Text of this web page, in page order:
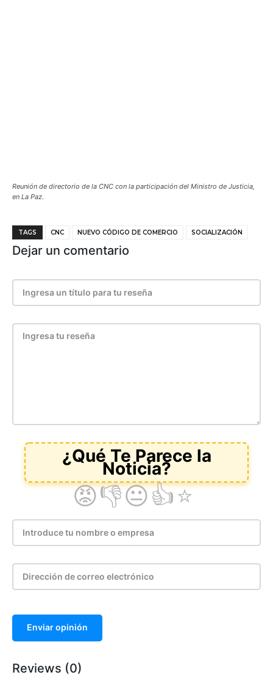
Reunión de directorio de la CNC con la participación del Ministro de Justicia,
en La Paz.
TAGS CNC NUEVO CÓDIGO DE COMERCIO SOCIALIZACIÓN
Dejar un comentario
Enviar opinión
Reviews (0)